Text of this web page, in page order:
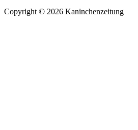
Copyright © 2026 Kaninchenzeitung